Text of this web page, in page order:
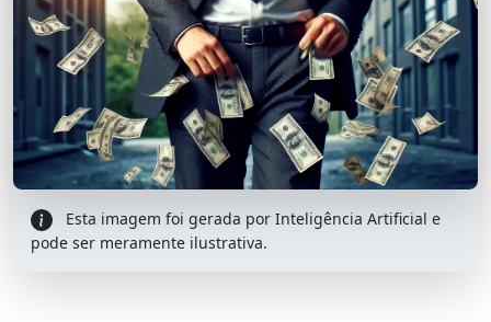
Esta imagem foi gerada por Inteligência Artificial e
pode ser meramente ilustrativa.